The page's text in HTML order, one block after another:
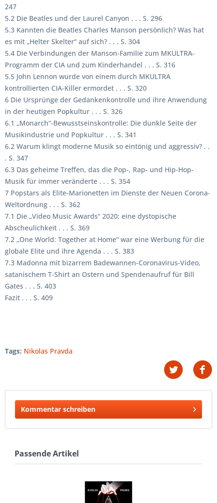
247
5.2 Die Beatles und der Laurel Canyon . . . S. 296
5.3 Kannten die Beatles Charles Manson persönlich? Was hat
es mit „Helter Skelter“ auf sich? . . . S. 304
5.4 Die Verbindungen der Manson-Familie zum MKULTRA-
Programm der CIA und zum Kinderhandel . . . S. 316
5.5 John Lennon wurde von einem durch MKULTRA
kontrollierten CIA-Killer ermordet . . . S. 320
6 Die Ursprünge der Gedankenkontrolle und ihre Anwendung
in der heutigen Popkultur . . . S. 326
6.1 „Monarch“-Bewusstseinskontrolle: Die dunkle Seite der
Musikindustrie und Popkultur . . . S. 341
6.2 Warum klingt moderne Musik so eintönig und aggressiv? . .
. S. 347
6.3 Das geheime Treffen, das die Pop-, Rap- und Hip-Hop-
Musik für immer veränderte . . . S. 354
7 Popstars als Elite-Marionetten im Dienste der Neuen Corona-
Weltordnung . . . S. 362
7.1 Die „Video Music Awards“ 2020: eine dystopische
Abscheulichkeit . . . S. 369
7.2 „One World: Together at Home“ war eine Werbung für die
globale Elite und ihre Agenda . . . S. 383
7.3 Madonna mit bizarrem Badewannen-Coronavirus-Video,
satanischem T-Shirt an Ostern und Spendenaufruf für Bill
Gates . . . S. 403
Fazit . . . S. 409
Tags: Nikolas Pravda
Kommentar schreiben
Passende Artikel